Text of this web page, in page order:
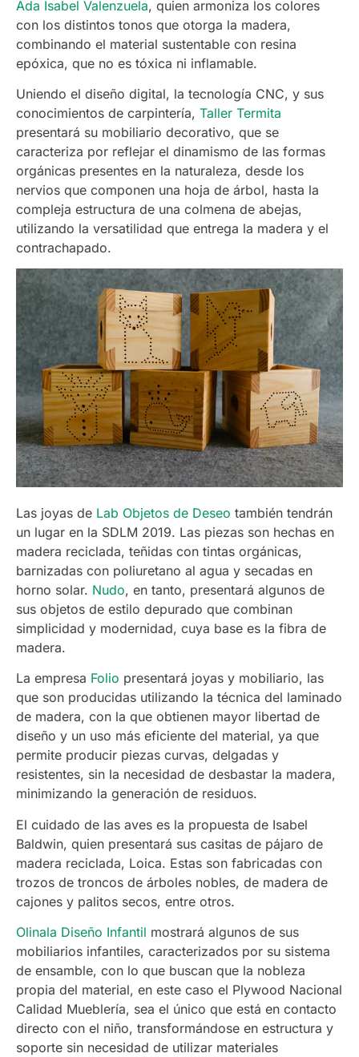
Ada Isabel Valenzuela, quien armoniza los colores
con los distintos tonos que otorga la madera,
combinando el material sustentable con resina
epóxica, que no es tóxica ni inflamable.
Uniendo el diseño digital, la tecnología CNC, y sus
conocimientos de carpintería, Taller Termita
presentará su mobiliario decorativo, que se
caracteriza por reflejar el dinamismo de las formas
orgánicas presentes en la naturaleza, desde los
nervios que componen una hoja de árbol, hasta la
compleja estructura de una colmena de abejas,
utilizando la versatilidad que entrega la madera y el
contrachapado.
Las joyas de Lab Objetos de Deseo también tendrán
un lugar en la SDLM 2019. Las piezas son hechas en
madera reciclada, teñidas con tintas orgánicas,
barnizadas con poliuretano al agua y secadas en
horno solar. Nudo, en tanto, presentará algunos de
sus objetos de estilo depurado que combinan
simplicidad y modernidad, cuya base es la fibra de
madera.
La empresa Folio presentará joyas y mobiliario, las
que son producidas utilizando la técnica del laminado
de madera, con la que obtienen mayor libertad de
diseño y un uso más eficiente del material, ya que
permite producir piezas curvas, delgadas y
resistentes, sin la necesidad de desbastar la madera,
minimizando la generación de residuos.
El cuidado de las aves es la propuesta de Isabel
Baldwin, quien presentará sus casitas de pájaro de
madera reciclada, Loica. Estas son fabricadas con
trozos de troncos de árboles nobles, de madera de
cajones y palitos secos, entre otros.
Olinala Diseño Infantil mostrará algunos de sus
mobiliarios infantiles, caracterizados por su sistema
de ensamble, con lo que buscan que la nobleza
propia del material, en este caso el Plywood Nacional
Calidad Mueblería, sea el único que está en contacto
directo con el niño, transformándose en estructura y
soporte sin necesidad de utilizar materiales